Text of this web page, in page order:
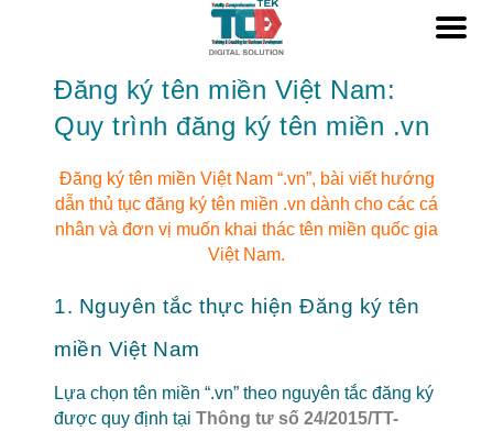
Đăng ký tên miền Việt Nam:
Quy trình đăng ký tên miền .vn
Đăng ký tên miền Việt Nam “.vn”, bài viết hướng
dẫn thủ tục đăng ký tên miền .vn dành cho các cá
nhân và đơn vị muốn khai thác tên miền quốc gia
Việt Nam.
1. Nguyên tắc thực hiện Đăng ký tên
miền Việt Nam
Lựa chọn tên miền “.vn” theo nguyên tắc đăng ký
được quy định tại Thông tư số 24/2015/TT-